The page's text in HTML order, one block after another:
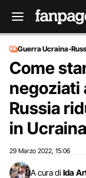
Guerra Ucraina-
Come
negoziati
Russia
in Ucraina
29 Marzo 2022 15:06
A cura di Ida